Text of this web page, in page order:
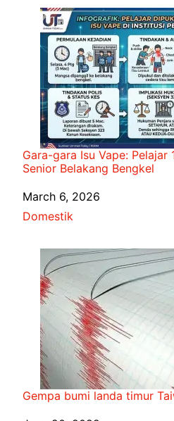
Gara-gara Isu Vape: Pelajar
Senior Belakang Bengkel
Date
March 6, 2026
In relation to
Domestik
Gempa bumi landa timur